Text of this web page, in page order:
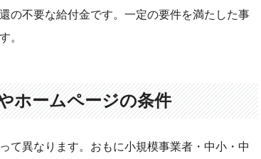
の不要な給付金です。一定の要件を満たした事
。
ホームページの条件
て異なります。おもに小規模事業者・中小・中